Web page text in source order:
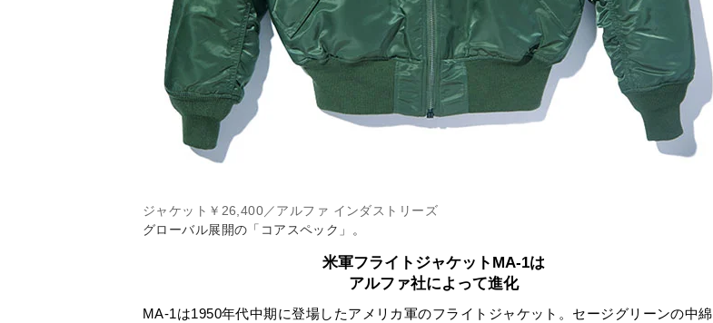
ジャケット￥26,400／アルファ インダストリーズ
グローバル展開の「コアスペック」。
米軍フライトジャケットMA-1は
アルファ社によって進化
MA-1は1950年代中期に登場したアメリカ軍のフライトジャケット。セージグリーンの中綿